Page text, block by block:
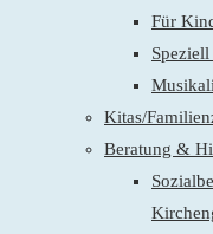
Für
Kitas/
Beratung &